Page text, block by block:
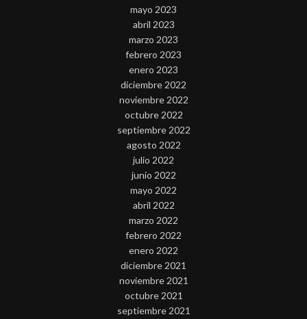
mayo 2023
abril 2023
marzo 2023
febrero 2023
enero 2023
diciembre 2022
noviembre 2022
octubre 2022
septiembre 2022
agosto 2022
julio 2022
junio 2022
mayo 2022
abril 2022
marzo 2022
febrero 2022
enero 2022
diciembre 2021
noviembre 2021
octubre 2021
septiembre 2021